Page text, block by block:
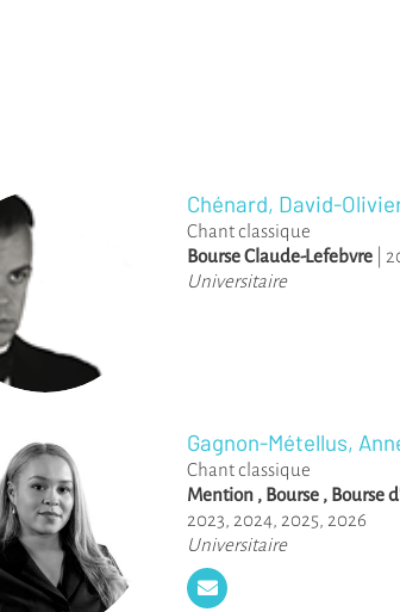
Chénard, David-
Chant classique
Bourse Claude-Lefebvre
Universitaire
Gagnon-Métellus,
Chant classique
Mention , Bourse , Bourse
2023 2024 2025 2026
Universitaire